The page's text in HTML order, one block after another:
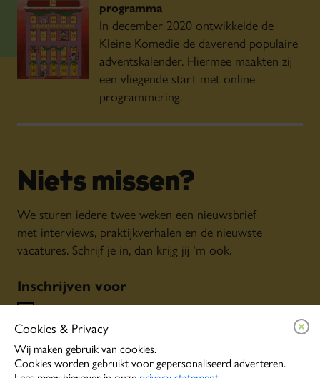
Cookies & Privacy
Wij maken gebruik van cookies.
Cookies worden gebruikt voor gepersonaliseerd adverteren.
programma
In december 2020 ontwikkelde de
Kleine Komedie de daverend populaire
adventskalender. Hiermee maakten zij
een vliegende start met online
programmering.
Niets missen?
We sturen iedere twee weken een nieuwsbrief
met interviews, praktijkverhalen en de nieuwste
vacatures. Schrijf je in, dan krijg jij ‘m ook.
Inschrijven voor
Persoonlijke tips o.b.v. jouw interesses
Event alerts